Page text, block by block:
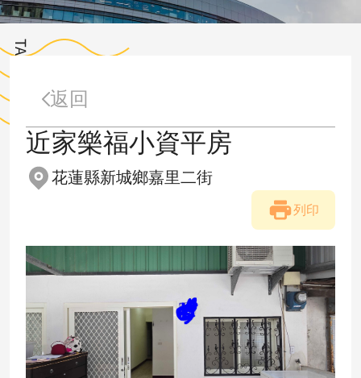
返回
近家樂福小資平房
花蓮縣新城鄉嘉里二街
列印